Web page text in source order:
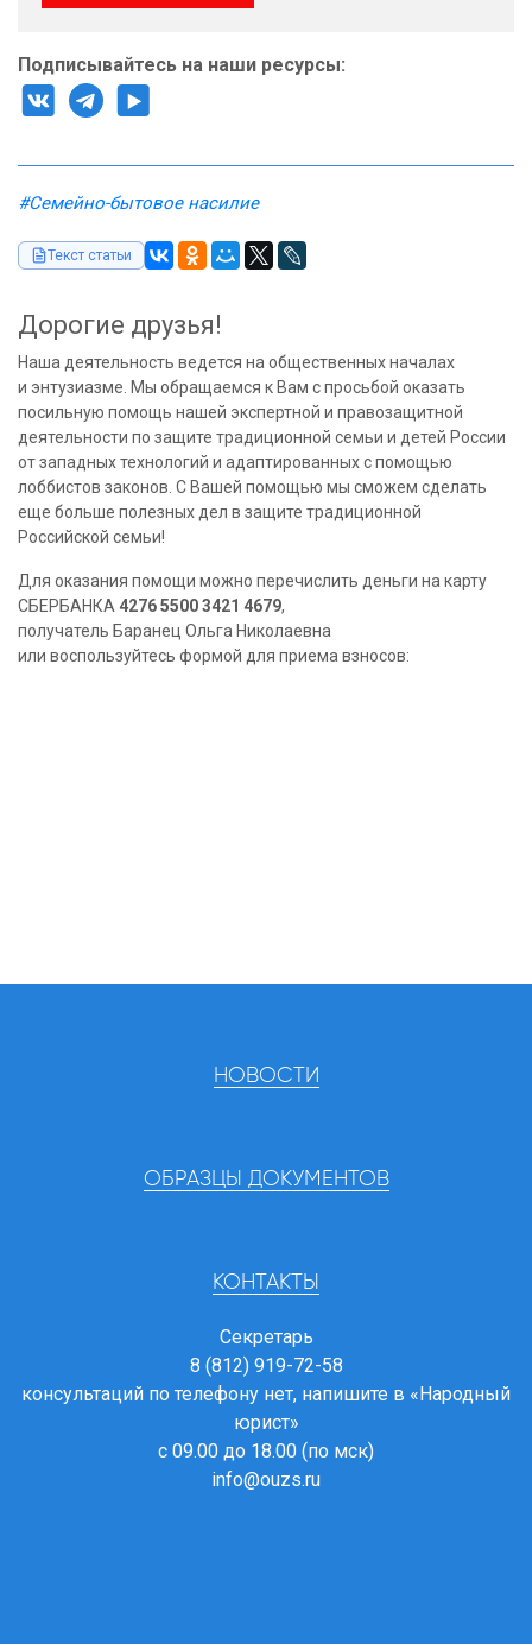
Подписывайтесь на наши ресурсы:
#Семейно-бытовое насилие
Текст статьи
Дорогие друзья!
Наша деятельность ведется на общественных началах
и энтузиазме. Мы обращаемся к Вам с просьбой оказать
посильную помощь нашей экспертной и правозащитной
деятельности по защите традиционной семьи и детей России
от западных технологий и адаптированных с помощью
лоббистов законов. С Вашей помощью мы сможем сделать
еще больше полезных дел в защите традиционной
Российской семьи!
Для оказания помощи можно перечислить деньги на карту
СБЕРБАНКА 4276 5500 3421 4679,
получатель Баранец Ольга Николаевна
или воспользуйтесь формой для приема взносов:
НОВОСТИ
ОБРАЗЦЫ ДОКУМЕНТОВ
КОНТАКТЫ
Секретарь
8 (812) 919-72-58
консультаций по телефону нет, напишите в «Народный
юрист»
с 09.00 до 18.00 (по мск)
info@ouzs.ru